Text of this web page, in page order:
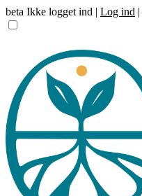
beta Ikke logget ind | Log ind |